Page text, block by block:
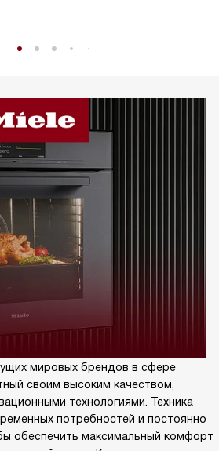
мировых брендов в сфере
своим высоким качеством,
технологиями. Техника
потребностей и постоянно
обеспечить максимальный комфорт